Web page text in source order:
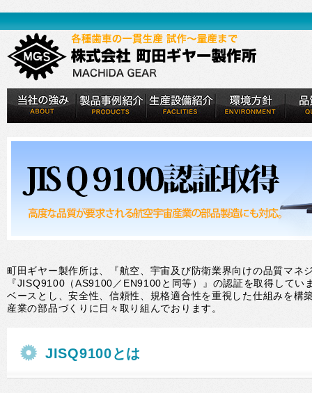
町田ギヤー製作所は、『航空、宇宙及び防衛業界向けの品質マネ
『JISQ9100（AS9100／EN9100と同等）』の認証を取得して
ベースとし、安全性、信頼性、規格適合性を重視した仕組みを構
産業の部品づくりに日々取り組んでおります。
JISQ9100とは